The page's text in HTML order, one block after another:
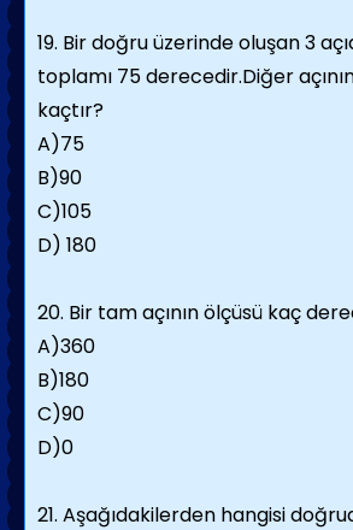
19. Bir doğru üzerinde oluşan 3
toplamı 75 derecedir.Diğer
kaçtır?
A)75
B)90
C)105
D) 180
20. Bir tam açının ölçüsü kaç
A)360
B)180
C)90
D)0
21. Aşağıdakilerden hangisi